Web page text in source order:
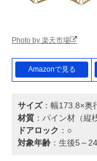
Photo by 楽天市場
Amazonで見る
サイズ：幅173.8×奥
材質 ：パイン材（縦
ドアロック ：○
対象年齢 ：生後5～